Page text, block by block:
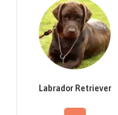
Labrador Retriever